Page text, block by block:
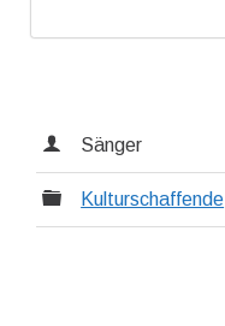
Sänger
Kulturschaffende